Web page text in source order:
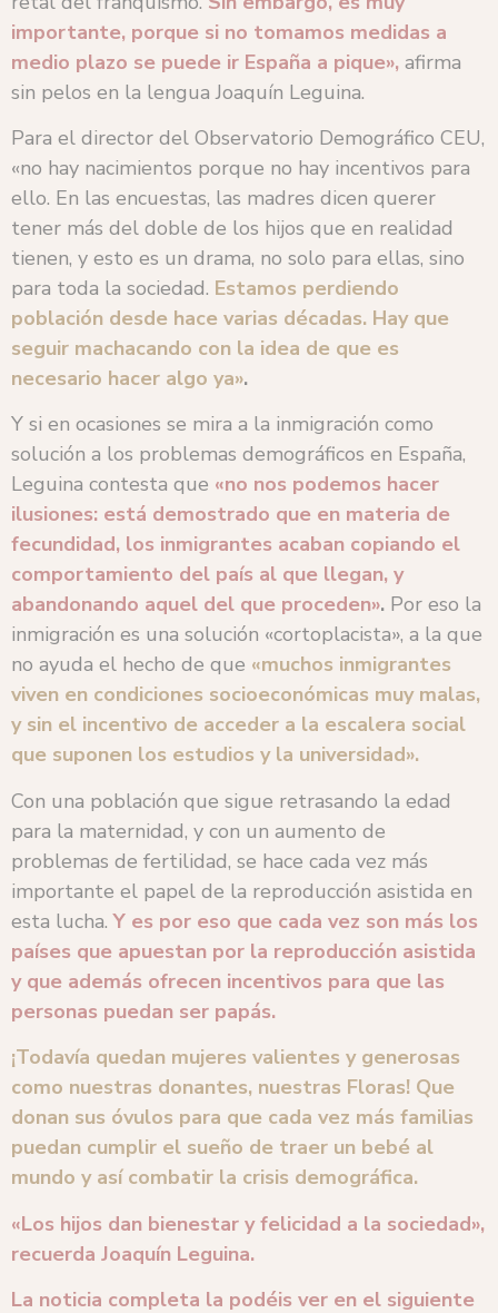
importante, porque si no tomamos medidas a
medio plazo se puede ir España a pique», afirma
sin pelos en la lengua Joaquín Leguina.
Para el director del Observatorio Demográfico CEU,
«no hay nacimientos porque no hay incentivos para
ello. En las encuestas, las madres dicen querer
tener más del doble de los hijos que en realidad
tienen, y esto es un drama, no solo para ellas, sino
para toda la sociedad. Estamos perdiendo
población desde hace varias décadas. Hay que
seguir machacando con la idea de que es
necesario hacer algo ya».
Y si en ocasiones se mira a la inmigración como
solución a los problemas demográficos en España,
Leguina contesta que «no nos podemos hacer
ilusiones: está demostrado que en materia de
fecundidad, los inmigrantes acaban copiando el
comportamiento del país al que llegan, y
abandonando aquel del que proceden». Por eso la
inmigración es una solución «cortoplacista», a la que
no ayuda el hecho de que «muchos inmigrantes
viven en condiciones socioeconómicas muy malas,
y sin el incentivo de acceder a la escalera social
que suponen los estudios y la universidad».
Con una población que sigue retrasando la edad
para la maternidad, y con un aumento de
problemas de fertilidad, se hace cada vez más
importante el papel de la reproducción asistida en
esta lucha.Y es por eso que cada vez son más los
países que apuestan por la reproducción asistida
y que además ofrecen incentivos para que las
personas puedan ser papás.
¡Todavía quedan mujeres valientes y generosas
como nuestras donantes, nuestras Floras! Que
donan sus óvulos para que cada vez más familias
puedan cumplir el sueño de traer un bebé al
mundo y así combatir la crisis demográfica.
«Los hijos dan bienestar y felicidad a la sociedad»,
recuerda Joaquín Leguina.
La noticia completa la podéis ver en el siguiente